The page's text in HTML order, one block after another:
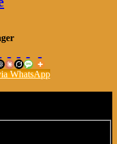
WhatsApp